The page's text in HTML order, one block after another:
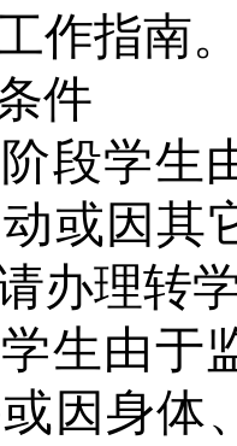
作指南
件
段学生
或因其
办理转
生由于
因身体